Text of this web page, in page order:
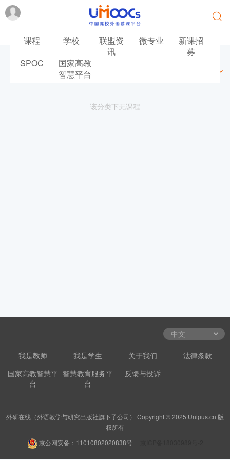
课程 学校
联盟资
讯
微专业
新课招
募
SPOC
国家高教
智慧平台
该分类下无课程
我是教师 我是学生 关于我们
法律条款
国家高教智慧平
台
智慧教育服务平
台
反馈与投诉
外研在线（外语教学与研究出版社旗下子公司） Copyright © 2025 Unipus.cn 版
权所有
京公网安备：11010802020838号